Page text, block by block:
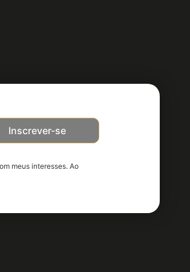
Inscrever-se
meus interesses. Ao